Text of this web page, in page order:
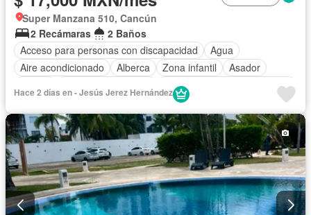
Super Manzana 510, Cancún
2 Recámaras
2 Baños
Acceso para personas con discapacidad
Agua
Aire acondicionado
Alberca Zona infantil
Asador
Circuito cerrado de televisión
Cocina integral
Cuarto de Limpieza
Electricidad
Elevador
Estacionamiento
Gas natural Internet Jacuzzi
Jardín
Despacho
Recámara con closet
Seguridad
Televisión por cable
Terraza Vista panorámica
Wifi
Zonas verdes
Permite niños
Solo familias
Completamente amueblado
Hace 2 días en - Jesús Jerez Hernández